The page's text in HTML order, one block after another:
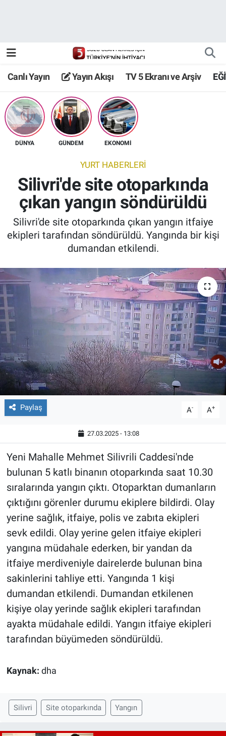
Canlı Yayın Yayın Akışı TV 5 Ekranı ve Arşiv
DÜNYA GÜNDEM EKONOMİ
YURT HABERLERİ
Silivri'de site otoparkında
çıkan yangın söndürüldü
Silivri'de site otoparkında çıkan yangın itfaiye
ekipleri tarafından söndürüldü. Yangında bir kişi
dumandan etkilendi.
Paylaş A- A+
27.03.2025 - 13:08
Yeni Mahalle Mehmet Silivrili Caddesi'nde
bulunan 5 katlı binanın otoparkında saat 10.30
sıralarında yangın çıktı. Otoparktan dumanların
çıktığını görenler durumu ekiplere bildirdi. Olay
yerine sağlık, itfaiye, polis ve zabıta ekipleri
sevk edildi. Olay yerine gelen itfaiye ekipleri
yangına müdahale ederken, bir yandan da
itfaiye merdiveniyle dairelerde bulunan bina
sakinlerini tahliye etti. Yangında 1 kişi
dumandan etkilendi. Dumandan etkilenen
kişiye olay yerinde sağlık ekipleri tarafından
ayakta müdahale edildi. Yangın itfaiye ekipleri
tarafından büyümeden söndürüldü.
Kaynak: dha
Silivri Site otoparkında Yangın
TV 5 Ekranı ve Arşiv